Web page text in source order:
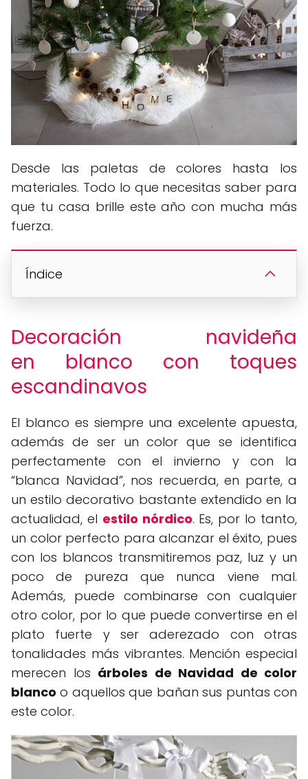
Desde las paletas de colores hasta los
materiales. Todo lo que necesitas saber para
que tu casa brille este año con mucha más
fuerza.
Índice
Decoración navideña
en blanco con toques
escandinavos
El blanco es siempre una excelente apuesta,
además de ser un color que se identifica
perfectamente con el invierno y con la
“blanca Navidad”, nos recuerda, en parte, a
un estilo decorativo bastante extendido en la
actualidad, el estilo nórdico. Es, por lo tanto,
un color perfecto para alcanzar el éxito, pues
con los blancos transmitiremos paz, luz y un
poco de pureza que nunca viene mal.
Además, puede combinarse con cualquier
otro color, por lo que puede convertirse en el
plato fuerte y ser aderezado con otras
tonalidades más vibrantes. Mención especial
merecen los árboles de Navidad de color
blanco o aquellos que bañan sus puntas con
este color.